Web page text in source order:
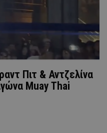
Πιτ & Αντζελίνα
Muay Thai